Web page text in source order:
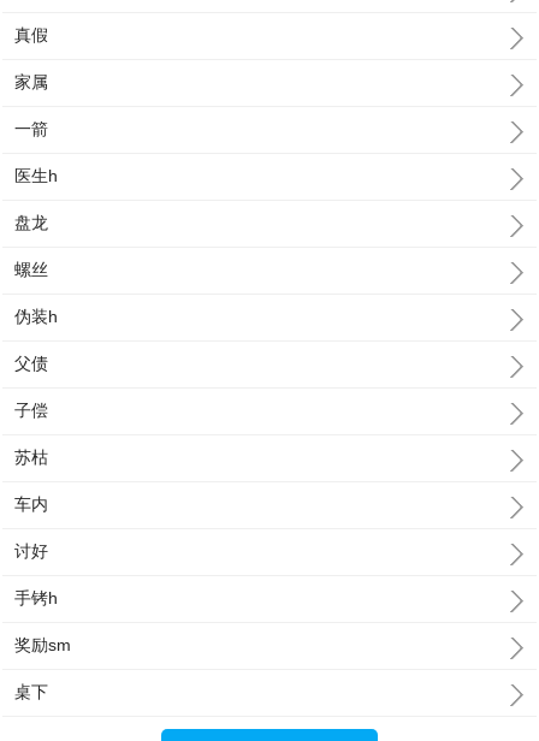
真假
家属
一箭
医生h
盘龙
螺丝
伪装h
父债
子偿
苏枯
车内
讨好
手铐h
奖励sm
桌下